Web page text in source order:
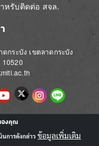
หรับติดต่อ สจล.
กระบัง เขตลาดกระบัง
10520
ImageImageImage
องคุณ
นการดังกล่าว ข้อมูลเพิ่มเติม